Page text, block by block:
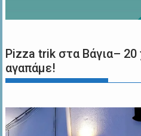
Pizza trik στα Βάγια– 20
αγαπάμε!